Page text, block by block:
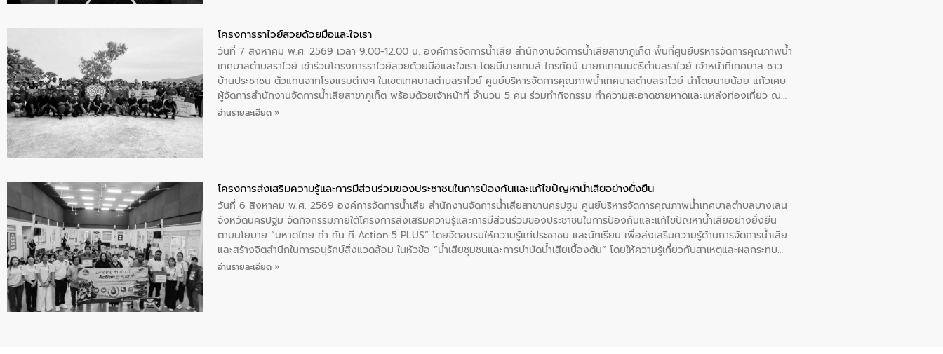
โครงการราไวย์สวยด้วยมือและใจเรา
วันที่ 7 สิงหาคม พ.ศ. 2569 เวลา 9:00-12:00 น. องค์การจัดการน้ำเสีย สำนักงานจัดการน้ำเสียสาขาภูเก็ต พื้นที่ศูนย์บริหารจัดการคุณภาพน้ำ
เทศบาลตำบลราไวย์ เข้าร่วมโครงการราไวย์สวยด้วยมือและใจเรา โดยมีนายเทมส์ ไกรทัศน์ นายกเทศมนตรีตำบลราไวย์ เจ้าหน้าที่เทศบาล ชาว
บ้านประชาชน ตัวแทนจากโรงแรมต่างๆ ในเขตเทศบาลตำบลราไวย์ ศูนย์บริหารจัดการคุณภาพน้ำเทศบาลตำบลราไวย์ นำโดยนายน้อย แก้วเศษ
ผู้จัดการสำนักงานจัดการน้ำเสียสาขาภูเก็ต พร้อมด้วยเจ้าหน้าที่ จำนวน 5 คน ร่วมทำกิจกรรม ทำความสะอาดชายหาดและแหล่งท่องเที่ยว ณ
บริเวณแหลมพรหมเทพ หมู่ที่ 6 ตำบลราไวย์ อำเภอเมือง จังหวัดภูเก็ต
อ่านรายละเอียด »
โครงการส่งเสริมความรู้และการมีส่วนร่วมของประชาชนในการป้องกันและแก้ไขปัญหาน้ำเสียอย่างยั่งยืน
วันที่ 6 สิงหาคม พ.ศ. 2569 องค์การจัดการน้ำเสีย สำนักงานจัดการน้ำเสียสาขานครปฐม ศูนย์บริหารจัดการคุณภาพน้ำเทศบาลตำบลบางเลน
จังหวัดนครปฐม จัดกิจกรรมภายใต้โครงการส่งเสริมความรู้และการมีส่วนร่วมของประชาชนในการป้องกันและแก้ไขปัญหาน้ำเสียอย่างยั่งยืน
ตามนโยบาย “มหาดไทย ทำ ทัน ที Action 5 PLUS” โดยจัดอบรมให้ความรู้แก่ประชาชน และนักเรียน เพื่อส่งเสริมความรู้ด้านการจัดการน้ำเสีย
และสร้างจิตสำนึกในการอนุรักษ์สิ่งแวดล้อม ในหัวข้อ “น้ำเสียชุมชนและการบำบัดน้ำเสียเบื้องต้น” โดยให้ความรู้เกี่ยวกับสาเหตุและผลกระทบ
ของน้ำเสีย แนวทางการลดการเกิดน้ำเสียจากแหล่งกำเนิด การบำบัดน้ำเสียเบื้องต้นในครัวเรือน ณ เทศบาลตำบลบางเลน จังหวัดนครปฐม
อ่านรายละเอียด »